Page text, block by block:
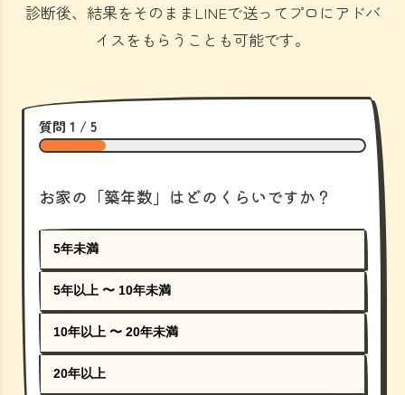
診断後、結果をそのままLINEで送ってプロにアドバ
イスをもらうことも可能です。
質問 1 / 5
お家の「築年数」はどのくらいですか？
5年未満
5年以上 〜 10年未満
10年以上 〜 20年未満
20年以上